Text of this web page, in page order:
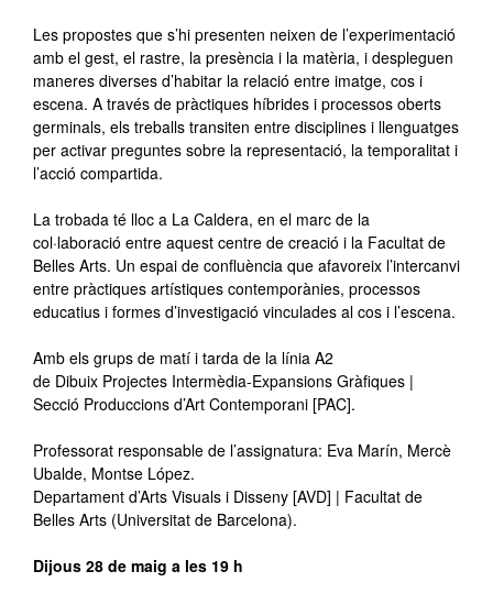
Les propostes que s’hi presenten neixen de l’experimentació
amb el gest, el rastre, la presència i la matèria, i despleguen
maneres diverses d’habitar la relació entre imatge, cos i
escena. A través de pràctiques híbrides i processos oberts
germinals, els treballs transiten entre disciplines i llenguatges
per activar preguntes sobre la representació, la temporalitat i
l’acció compartida.
La trobada té lloc a La Caldera, en el marc de la
col·laboració entre aquest centre de creació i la Facultat de
Belles Arts. Un espai de confluència que afavoreix l’intercanvi
entre pràctiques artístiques contemporànies, processos
educatius i formes d’investigació vinculades al cos i l’escena.
Amb els grups de matí i tarda de la línia A2
de Dibuix Projectes Intermèdia-Expansions Gràfiques |
Secció Produccions d’Art Contemporani [PAC].
Professorat responsable de l’assignatura: Eva Marín, Mercè
Ubalde, Montse López.
Departament d’Arts Visuals i Disseny [AVD] | Facultat de
Belles Arts (Universitat de Barcelona).
Dijous 28 de maig a les 19 h